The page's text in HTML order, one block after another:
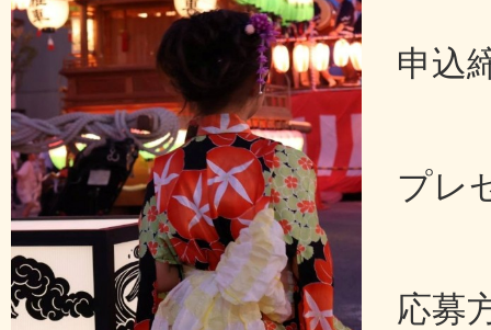
申込
プレ
応募